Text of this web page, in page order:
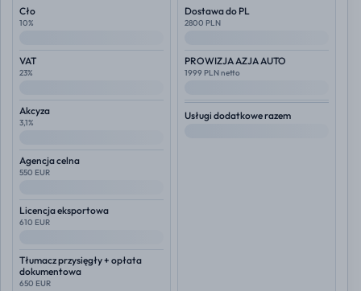
Cło
10%
VAT
23%
Akcyza
3,1%
Agencja celna
550 EUR
Licencja eksportowa
610 EUR
Tłumacz przysięgły + opłata
dokumentowa
650 EUR
Dostawa do PL
2800 PLN
PROWIZJA AZJA AUTO
1999 PLN netto
Usługi dodatkowe razem